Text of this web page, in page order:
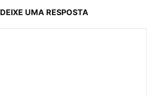
DEIXE UMA RESPOSTA